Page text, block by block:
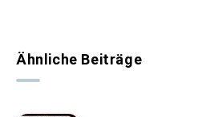
Ähnliche Beiträge